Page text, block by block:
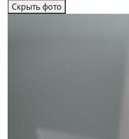
Скрыть фото